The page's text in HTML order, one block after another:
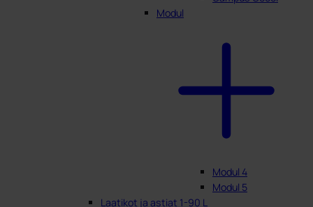
Modul
Modul 4
Modul 5
Laatikot ja astiat 1-90 L